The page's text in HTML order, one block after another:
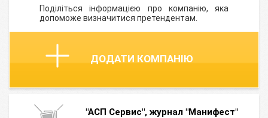
Поділіться інформацією про компанію, яка
допоможе визначитися претендентам.
ДОДАТИ КОМПАНІЮ
"АСП Сервис", журнал "Манифест"